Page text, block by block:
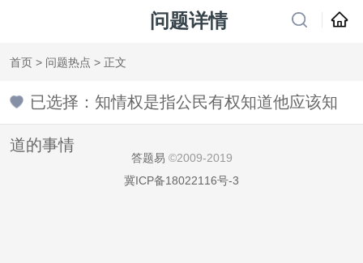
问题详情
首页> 问题热点 > 正文
已选择：知情权是指公民有权知道他应该知
道的事情
答题易 ©2009-2019
冀ICP备18022116号-3